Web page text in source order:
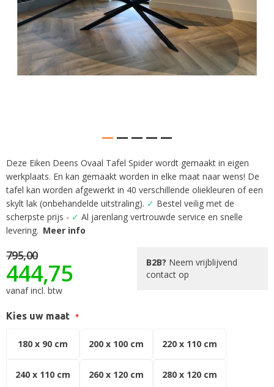
Ga
naar
het
begin
van
de
afbeeldingen-
gallerij
Deze Eiken Deens Ovaal Tafel Spider wordt gemaakt in eigen
werkplaats. En kan gemaakt worden in elke maat naar wens! De
tafel kan worden afgewerkt in 40 verschillende oliekleuren of een
skylt lak (onbehandelde uitstraling). ✓ Bestel veilig met de
scherpste prijs - ✓ Al jarenlang vertrouwde service en snelle
levering. Meer info
795,00
444,75
vanaf incl. btw
B2B? Neem vrijblijvend
contact op
Kies uw maat
180 x 90 cm 200 x 100 cm 220 x 110 cm
240 x 110 cm 260 x 120 cm 280 x 120 cm